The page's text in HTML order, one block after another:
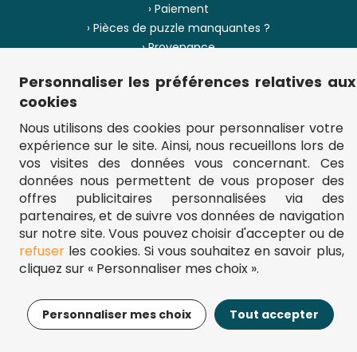
13,99€ Ajouter au panier
› Paiement
› Pièces de puzzle manquantes ?
› Provenance
› Plan du site
** Frais d'envoi = 6,95 € (France) / gratuit à partir de 45 €.
fou-de-puzzle.com : le site référence pour acheter des puzzles de
qualité à bon prix.
© Fou-de-puzzle.com 2011 - 2026
Personnaliser les préférences relatives aux
cookies
Nous utilisons des cookies pour personnaliser votre
expérience sur le site. Ainsi, nous recueillons lors de
vos visites des données vous concernant. Ces
données nous permettent de vous proposer des
offres publicitaires personnalisées via des
partenaires, et de suivre vos données de navigation
sur notre site. Vous pouvez choisir d'accepter ou de
refuserles cookies. Si vous souhaitez en savoir plus,
cliquez sur « Personnaliser mes choix ».
Personnaliser mes choix Tout accepter